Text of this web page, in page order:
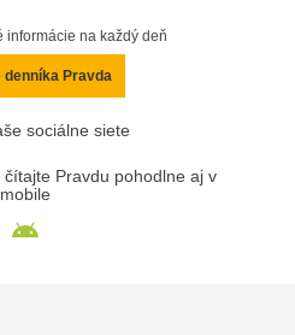
informácie na každý deň
denníka Pravda
sociálne siete
Pravdu pohodlne aj v
mobile